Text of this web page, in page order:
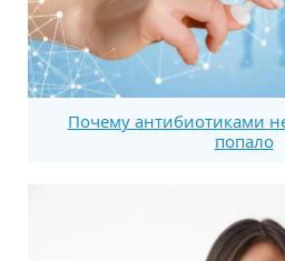
Почему антибиотиками
попало